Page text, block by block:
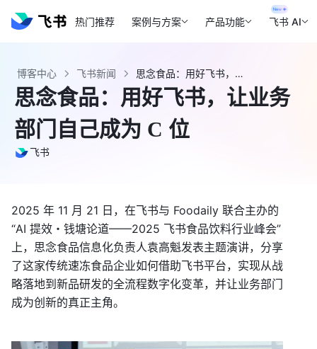
热门推荐 案例与方案 产品功能 飞书 AI
博客中心 飞书新闻 思念食品：用好飞书，让业务部门自己成为 C 位 - 飞书官网
思念食品：用好飞书，让业务
部门自己成为 C 位
飞书
2025 年 11 月 21 日，在飞书与 Foodaily 联合主办的
“AI 提效・钱塘论道——2025 飞书食品饮料行业峰会”
上，思念食品信息化负责人袁高魁发表主题演讲，分享
了这家传统速冻食品企业如何借助飞书平台，实现从战
略落地到新品研发的全流程数字化变革，并让业务部门
成为创新的真正主角。